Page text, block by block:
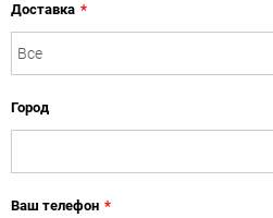
Доставка *
Город
Ваш телефон *